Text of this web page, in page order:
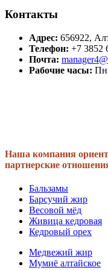
Контакты
Адрес: 656922,
Телефон: +7 3852
Почта:
Рабочие часы: Пн
Наша компания
партнерские
Бальзамы
Барсучий жир
Весовой мёд
Живица кедровая
Кедровый орех
Медвежий жир
Мумиё алтайское